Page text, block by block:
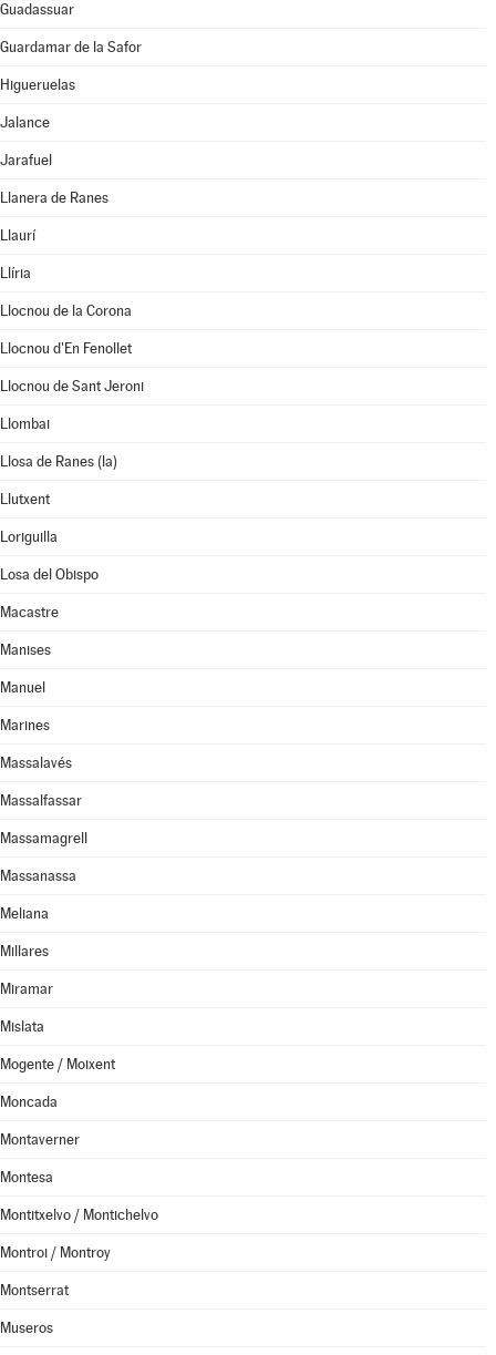
Guadassuar
Guardamar de la Safor
Higueruelas
Jalance
Jarafuel
Llanera de Ranes
Llaurí
Llíria
Llocnou de la Corona
Llocnou d'En Fenollet
Llocnou de Sant Jeroni
Llombai
Llosa de Ranes (la)
Llutxent
Loriguilla
Losa del Obispo
Macastre
Manises
Manuel
Marines
Massalavés
Massalfassar
Massamagrell
Massanassa
Meliana
Millares
Miramar
Mislata
Mogente / Moixent
Moncada
Montaverner
Montesa
Montitxelvo / Montichelvo
Montroi / Montroy
Montserrat
Museros